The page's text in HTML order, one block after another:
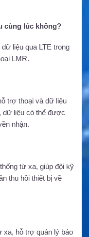
cùng lúc không?
liệu qua LTE trong
LMR.
trợ thoại và dữ liệu
dữ liệu có thể được
nhận.
từ xa, giúp đội kỹ
thu hồi thiết bị về
xa, hỗ trợ quản lý bảo